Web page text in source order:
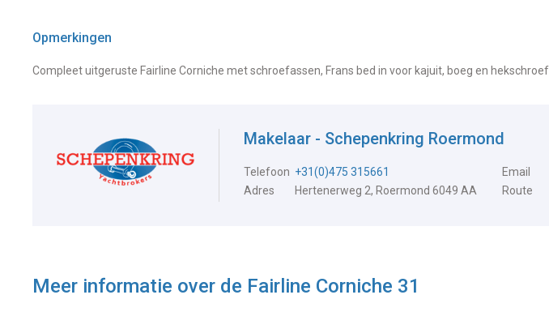
Opmerkingen
Compleet uitgeruste Fairline Corniche met schroefassen, Frans bed in voor kajuit, boeg en
Makelaar - Schepenkring Roermond
Telefoon +31(0)475 315661 Email
Adres
Hertenerweg 2, Roermond 6049 AA Route
Meer informatie over de Fairline Corniche 31